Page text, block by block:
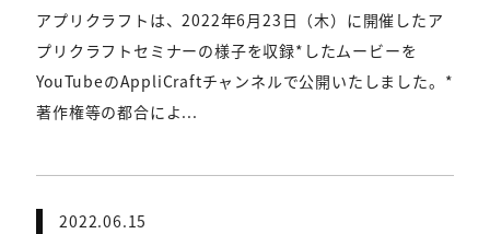
アプリクラフトは、2022年6月23日（木）に開催したア
プリクラフトセミナーの様子を収録*したムービーを
YouTubeのAppliCraftチャンネルで公開いたしました。*
著作権等の都合によ...
2022.06.15